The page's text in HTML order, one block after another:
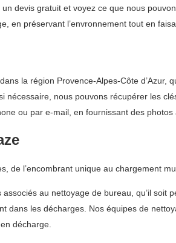
devis gratuit et voyez ce que nous
en préservant l’envronnement tout en
la région Provence-Alpes-Côte d’Azur,
nécessaire, nous pouvons récupérer les
ou par e-mail, en fournissant des photos
de l’encombrant unique au chargement
au nettoyage de bureau, qu’il
dans les décharges. Nos équipes de
décharge.